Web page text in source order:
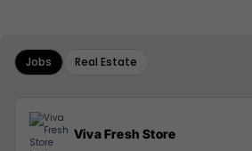
Jobs Real Estate
Viva Fresh Store